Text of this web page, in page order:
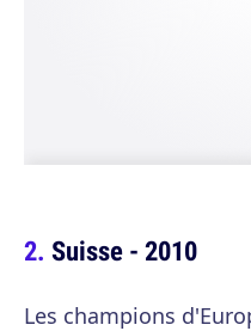
Suisse - 2010
Les champions